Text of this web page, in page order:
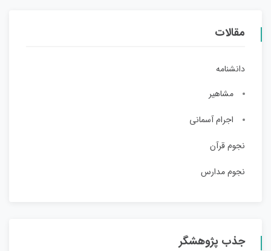
مقالات
دانشنامه
مشاهیر
اجرام آسمانی
نجوم قرآن
نجوم مدارس
جذب پژوهشگر